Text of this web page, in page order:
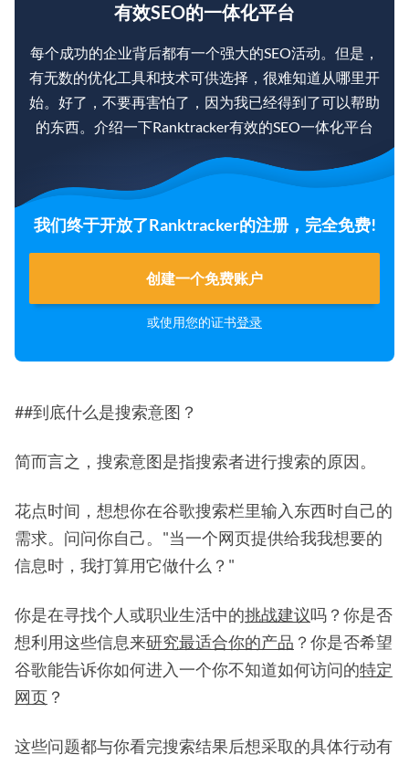
有效SEO的一体化平台
每个成功的企业背后都有一个强大的SEO活动。但是，
有无数的优化工具和技术可供选择，很难知道从哪里开
始。好了，不要再害怕了，因为我已经得到了可以帮助
的东西。介绍一下Ranktracker有效的SEO一体化平台
我们终于开放了Ranktracker的注册，完全免费!
创建一个免费账户
或使用您的证书登录
##到底什么是搜索意图？
简而言之，搜索意图是指搜索者进行搜索的原因。
花点时间，想想你在谷歌搜索栏里输入东西时自己的
需求。问问你自己。"当一个网页提供给我我想要的
信息时，我打算用它做什么？"
你是在寻找个人或职业生活中的挑战建议吗？你是否
想利用这些信息来研究最适合你的产品 ？你是否希望
谷歌能告诉你如何进入一个你不知道如何访问的特定
网页 ？
这些问题都与你看完搜索结果后想采取的具体行动有